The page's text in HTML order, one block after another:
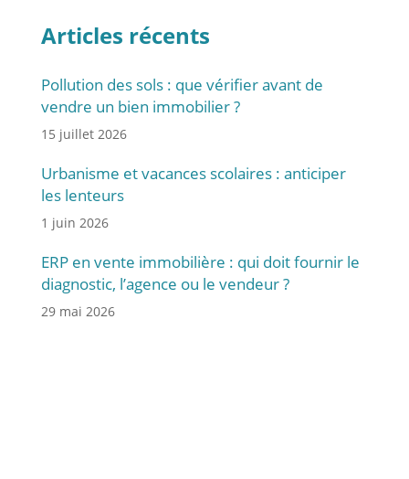
Articles récents
Pollution des sols : que vérifier avant de
vendre un bien immobilier ?
15 juillet 2026
Urbanisme et vacances scolaires : anticiper
les lenteurs
1 juin 2026
ERP en vente immobilière : qui doit fournir le
diagnostic, l’agence ou le vendeur ?
29 mai 2026